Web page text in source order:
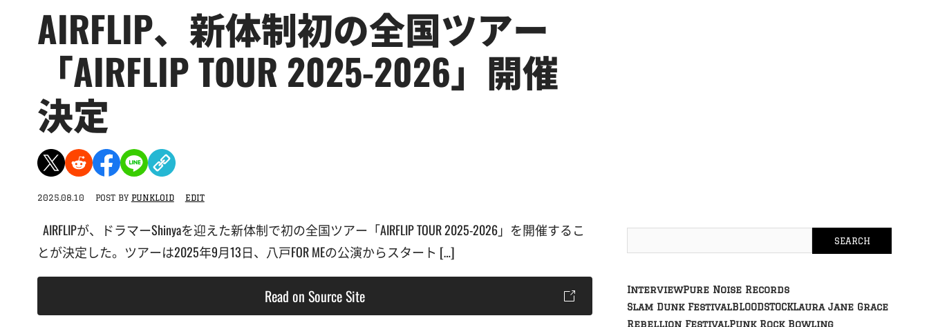
AIRFLIP、新体制初の全国ツアー
「AIRFLIP TOUR 2025-2026」開催
決定
2025.08.10 POST BY PUNKLOID EDIT
AIRFLIPが、ドラマーShinyaを迎えた新体制で初の全国ツアー「AIRFLIP TOUR 2025-2026」を開催するこ
とが決定した。ツアーは2025年9月13日、八戸FOR MEの公演からスタート […]
Read on Source Site InterviewPure Noise Records
Slam Dunk FestivalBLOODSTOCKLaura Jane Grace
Rebellion FestivalPunk Rock Bowling